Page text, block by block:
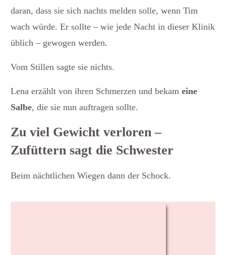
daran, dass sie sich nachts melden solle, wenn Tim
wach würde. Er sollte – wie jede Nacht in dieser Klinik
üblich – gewogen werden.
Vom Stillen sagte sie nichts.
Lena erzählt von ihren Schmerzen und bekam eine
Salbe, die sie nun auftragen sollte.
Zu viel Gewicht verloren –
Zufüttern sagt die Schwester
Beim nächtlichen Wiegen dann der Schock.